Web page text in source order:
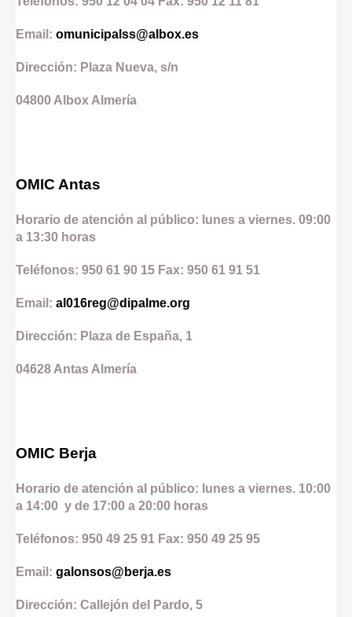
Email: omunicipalss@albox.es
Dirección: Plaza Nueva, s/n
04800 Albox Almería
OMIC Antas
Horario de atención al público: lunes a viernes. 09:00
a 13:30 horas
Teléfonos: 950 61 90 15 Fax: 950 61 91 51
Email: al016reg@dipalme.org
Dirección: Plaza de España, 1
04628 Antas Almería
OMIC Berja
Horario de atención al público: lunes a viernes. 10:00
a 14:00 y de 17:00 a 20:00 horas
Teléfonos: 950 49 25 91 Fax: 950 49 25 95
Email: galonsos@berja.es
Dirección: Callejón del Pardo, 5